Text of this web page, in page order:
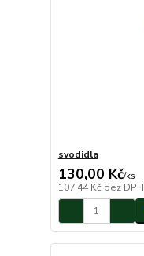
svodidla
130,00 Kč/ks
107,44 Kč bez DPH